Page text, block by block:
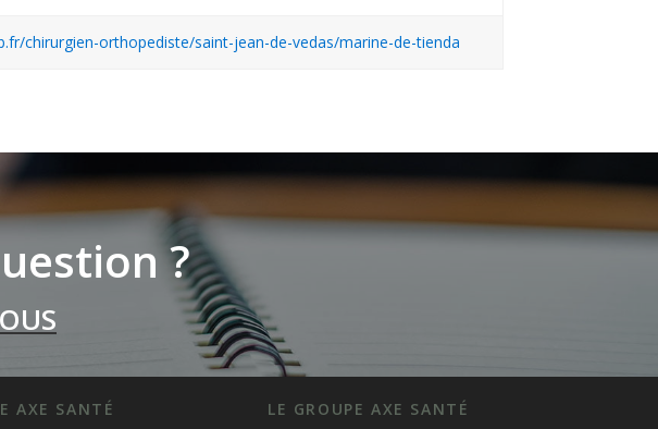
chirurgien-orthopediste/saint-jean-de-vedas/marine-de-tienda
?
AXE SANTÉ LE GROUPE AXE SANTÉ